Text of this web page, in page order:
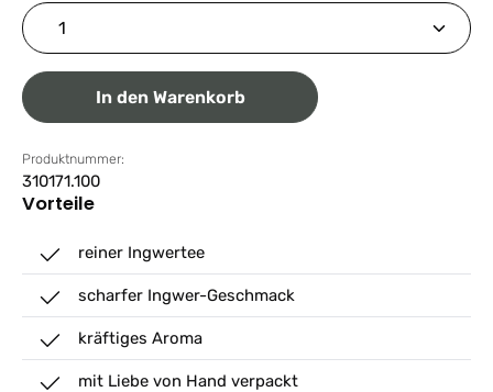
Produkt Anzahl: Gib den gewünschten Wert ein
In den Warenkorb
Produktnummer:
310171.100
Vorteile
reiner Ingwertee
scharfer Ingwer-Geschmack
kräftiges Aroma
mit Liebe von Hand verpackt